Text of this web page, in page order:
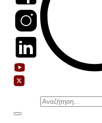
Αναζήτηση
για: